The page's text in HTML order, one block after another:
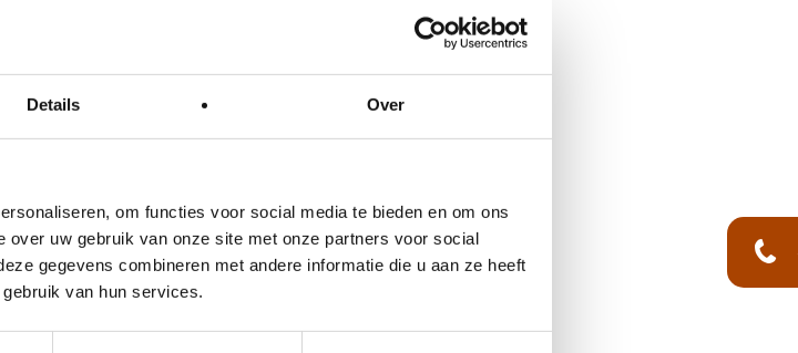
Details Over
om functies voor social media te bieden en om ons
uw gebruik van onze site met onze partners voor social
gegevens combineren met andere informatie die u aan ze heeft
van hun services.
je samen met je team maakt. Hoeveel omzet dienen
= € 73,- per uur
in dit voorbeeld € 58,-. Stel de winkel is 8,5 uur
die dag van open tot sluit. Dan is de rekensom: